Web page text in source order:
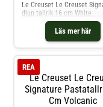
Läs mer här
Le Creuset Le Creuset
djup tallrik 16 cm White
Le Creuset Le
Signature
Cm Volcanic
REA